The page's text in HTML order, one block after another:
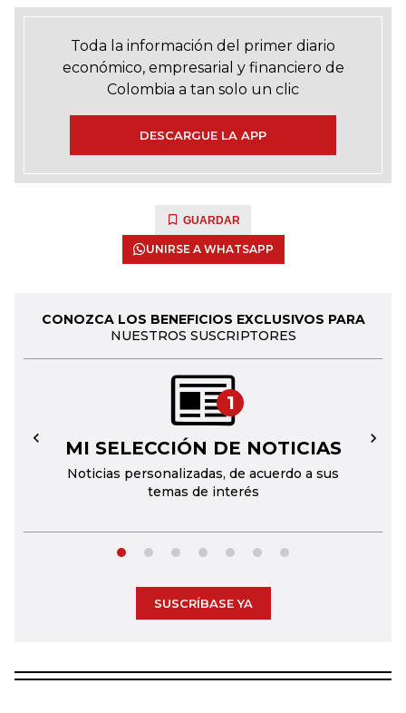
Toda la información del primer diario
económico, empresarial y financiero de
Colombia a tan solo un clic
DESCARGUE LA APP
GUARDAR
UNIRSE A WHATSAPP
CONOZCA LOS BENEFICIOS EXCLUSIVOS PARA
NUESTROS SUSCRIPTORES
1
MI SELECCIÓN DE NOTICIAS
Noticias personalizadas, de acuerdo a sus
temas de interés
← →
SUSCRÍBASE YA